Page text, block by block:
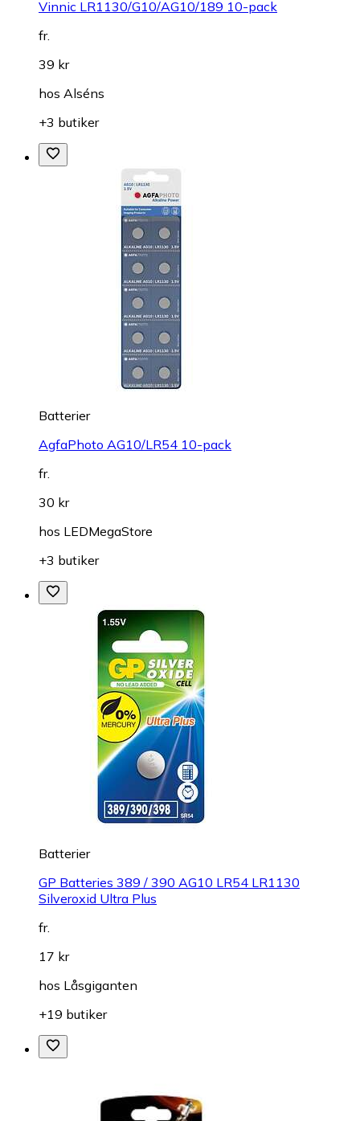
Vinnic LR1130/G10/AG10/189 10-pack
fr.
39 kr
hos Alséns
+3 butiker
Batterier
AgfaPhoto AG10/LR54 10-pack
fr.
30 kr
hos LEDMegaStore
+3 butiker
Batterier
GP Batteries 389 / 390 AG10 LR54 LR1130
Silveroxid Ultra Plus
fr.
17 kr
hos Låsgiganten
+19 butiker